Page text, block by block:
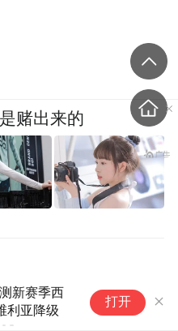
新赛季西
利亚降级
亚冠精英联
打开
赌出来的